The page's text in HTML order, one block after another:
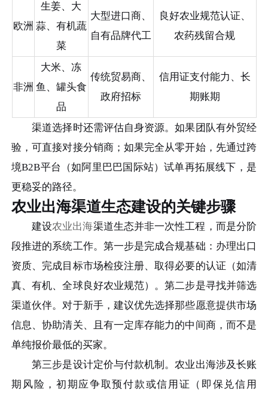
欧洲
生姜、大
蒜、有机蔬
菜
大型进口商、
自有品牌代工
良好农业规范认证、
农药残留合规
非洲
大米、冻
鱼、罐头食
品
传统贸易商、
政府招标
信用证支付能力、长
期账期
渠道选择时还需评估自身资源。如果团队有外贸经
验，可直接对接分销商；如果完全从零开始，先通过跨
境B2B平台（如阿里巴巴国际站）试单再拓展线下，是
更稳妥的路径。
农业出海渠道生态建设的关键步骤
建设农业出海渠道生态并非一次性工程，而是分阶
段推进的系统工作。第一步是完成合规基础：办理出口
资质、完成目标市场检疫注册、取得必要的认证（如清
真、有机、全球良好农业规范）。第二步是寻找并筛选
渠道伙伴。对于新手，建议优先选择那些愿意提供市场
信息、协助清关、且有一定库存能力的中间商，而不是
单纯报价最低的买家。
第三步是设计定价与付款机制。农业出海涉及长账
期风险，初期应争取预付款或信用证（即保兑信用